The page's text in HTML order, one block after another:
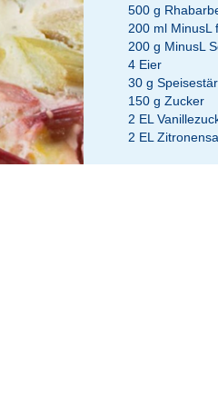
500 g
200 ml MinusL
200 g MinusL
4 Eier
30 g
150 g Zucker
2 EL
2 EL